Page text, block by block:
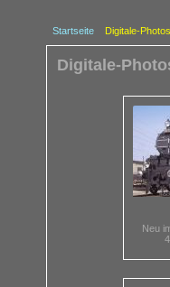
Startseite Digitale-Photos
Digitale-
Neu